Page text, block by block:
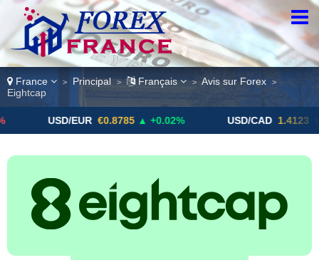
France > Principal > Français > Avis sur Forex >
Eightcap
USD/EUR €0.8785 ▲ +0.02% USD/CAD 1.4123 ▼ -